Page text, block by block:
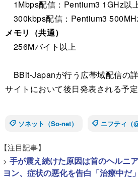
1Mbps配信：Pentium3 1GHz以
300kbps配信：Pentium3
メモリ（共通）
256Mバイト以上
BBit-Japanが行う広帯域配信の
サイトにおいて後日発表される予定
ソネット（So-net）
ニフティ（
【注目記事】
> 手が震え続けた原因は首のヘルニ
ヨン、症状の悪化を告白「治療中だ」